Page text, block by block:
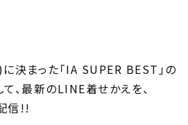
決まった「IA SUPER BEST」の
、最新のLINE着せかえを、
信!!